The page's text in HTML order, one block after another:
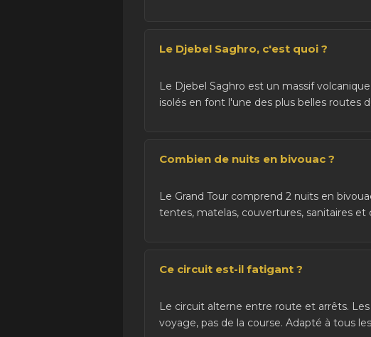
Le Djebel Saghro, c'est quoi ?
Le Djebel Saghro est un massif
isolés en font l'une des plus belles routes
Combien de nuits en bivouac ?
Le Grand Tour comprend 2 nuits en
tentes, matelas, couvertures, sanitaires et
Ce circuit est-il fatigant ?
Le circuit alterne entre route et arrêts.
voyage, pas de la course. Adapté à tous